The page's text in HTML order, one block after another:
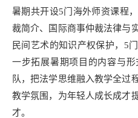
暑期共开设5门海外师资课程
裁简介、国际商事仲裁法律与
民间艺术的知识产权保护，5
一步拓展暑期项目的内容与
队，把法学思维融入教学全过
教学氛围，为年轻人成长成才
才。